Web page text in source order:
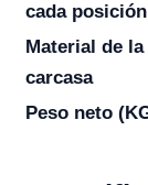
cada posición
Material de la
carcasa
Peso neto